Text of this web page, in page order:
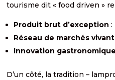
tourisme dit « food driven »
Produit brut d’exception :
Réseau de marchés
Innovation gastronomique
D’un côté, la tradition –